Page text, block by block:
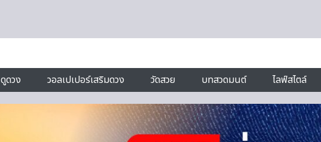
ดูดวง วอลเปเปอร์เสริมดวง วัดสวย บทสวดมนต์ ไลฟ์สไตล์